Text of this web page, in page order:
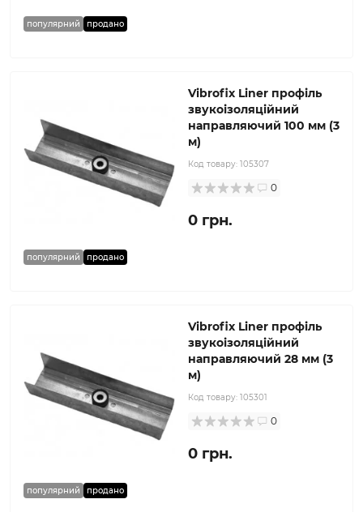
популярний продано
популярний продано
Vibrofix Liner профіль
звукоізоляційний
направляючий 100 мм (3
м)
Код товару: 105307
0
0 грн.
популярний продано
Vibrofix Liner профіль
звукоізоляційний
направляючий 28 мм (3
м)
Код товару: 105301
0
0 грн.